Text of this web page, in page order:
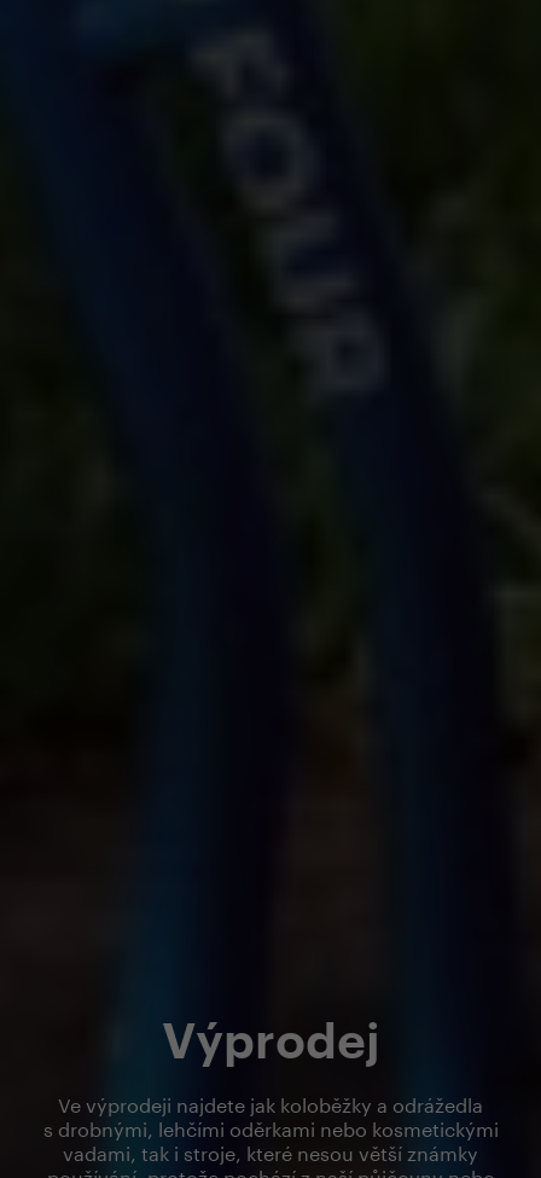
Výprodej
Ve výprodeji najdete jak koloběžky a odrážedla
s drobnými, lehčími oděrkami nebo kosmetickými
vadami, tak i stroje, které nesou větší známky